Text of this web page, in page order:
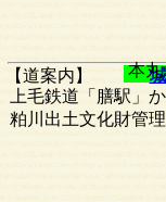
本
【道案内】
上毛鉄道「膳駅」
粕川出土文化財管